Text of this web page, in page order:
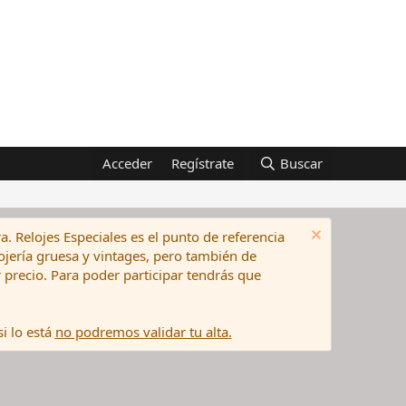
Acceder Regístrate Buscar
Relojes Especiales es el punto de referencia
gruesa y vintages, pero también de
Para poder participar tendrás que
lo está no podremos validar tu alta.